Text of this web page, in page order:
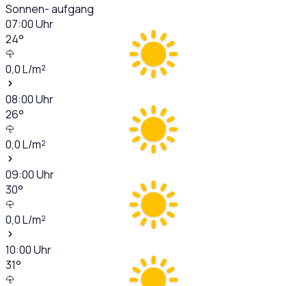
Sonnen- aufgang
07:00Uhr
24°
0,0L/m²
08:00Uhr
26°
0,0L/m²
09:00Uhr
30°
0,0L/m²
10:00Uhr
31°